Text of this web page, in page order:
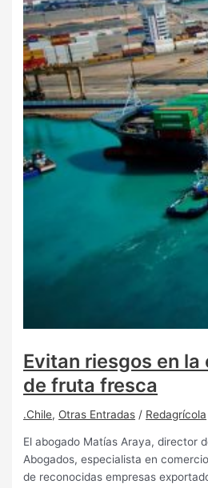
Evitan riesgos en
de fruta fresca
.Chile, Otras Entradas / Redagrícola
El abogado Matías Araya, director
Abogados, especialista en
de reconocidas empresas